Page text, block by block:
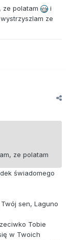
ze polatam
i
ze
ze polatam
świadomego
sen, Laguno
Tobie
w Twoich